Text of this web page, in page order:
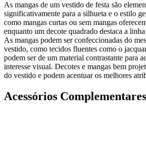
As mangas de um vestido de festa são
significativamente para a silhueta e o estilo
como mangas curtas ou sem mangas
enquanto um decote quadrado destaca a
As mangas podem ser confeccionadas do
vestido, como tecidos fluentes como o
podem ser de um material contrastante para
interesse visual. Decotes e mangas bem
do vestido e podem acentuar os melhores
Acessórios Complementares